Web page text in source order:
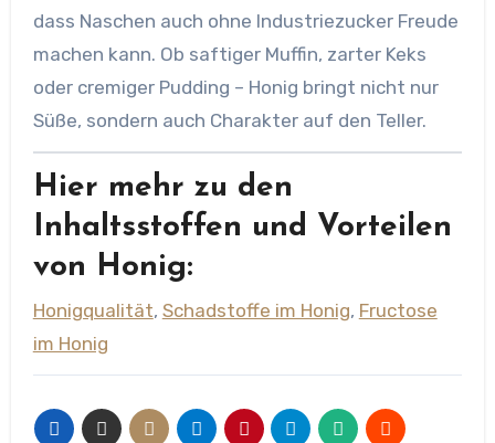
dass Naschen auch ohne Industriezucker Freude
machen kann. Ob saftiger Muffin, zarter Keks
oder cremiger Pudding – Honig bringt nicht nur
Süße, sondern auch Charakter auf den Teller.
Hier mehr zu den
Inhaltsstoffen und Vorteilen
von Honig:
Honigqualität, Schadstoffe im Honig, Fructose
im Honig